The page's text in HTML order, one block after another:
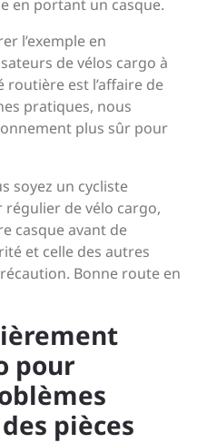
en portant un casque.
l’exemple en
de vélos cargo à
routière est l’affaire de
pratiques, nous
plus sûr pour
soyez un cycliste
de vélo cargo,
casque avant de
et celle des autres
Bonne route en
pour
pièces